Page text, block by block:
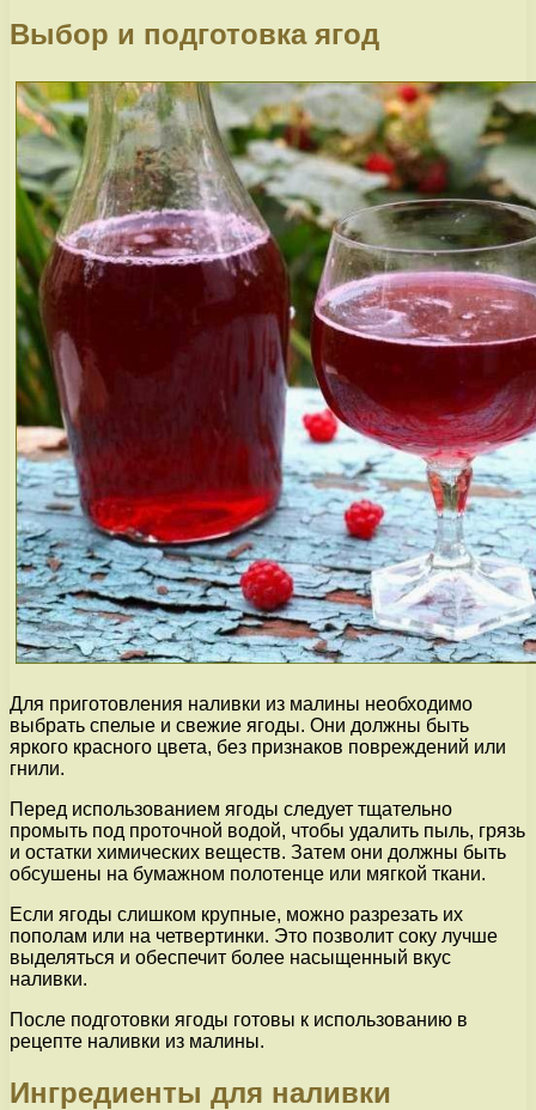
Выбор и подготовка ягод
Для приготовления наливки из малины необходимо
выбрать спелые и свежие ягоды. Они должны быть
яркого красного цвета, без признаков повреждений или
гнили.
Перед использованием ягоды следует тщательно
промыть под проточной водой, чтобы удалить пыль, грязь
и остатки химических веществ. Затем они должны быть
обсушены на бумажном полотенце или мягкой ткани.
Если ягоды слишком крупные, можно разрезать их
пополам или на четвертинки. Это позволит соку лучше
выделяться и обеспечит более насыщенный вкус
наливки.
После подготовки ягоды готовы к использованию в
рецепте наливки из малины.
Ингредиенты для наливки